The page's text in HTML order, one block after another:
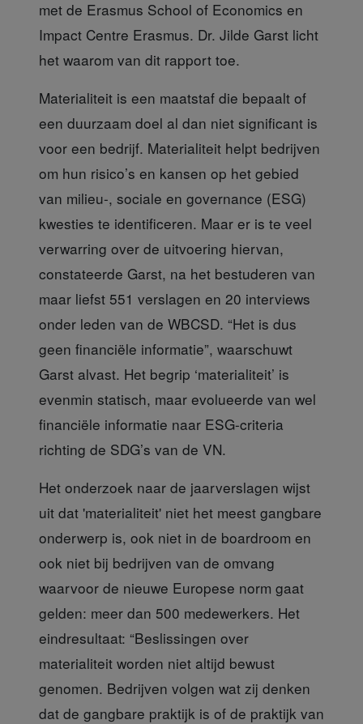
met de Erasmus School of Economics en
Impact Centre Erasmus. Dr. Jilde Garst licht
het waarom van dit rapport toe.
Materialiteit is een maatstaf die bepaalt of
een duurzaam doel al dan niet significant is
voor een bedrijf. Materialiteit helpt bedrijven
om hun risico’s en kansen op het gebied
van milieu-, sociale en governance (ESG)
kwesties te identificeren. Maar er is te veel
verwarring over de uitvoering hiervan,
constateerde Garst, na het bestuderen van
maar liefst 551 verslagen en 20 interviews
onder leden van de WBCSD. “Het is dus
geen financiële informatie”, waarschuwt
Garst alvast. Het begrip ‘materialiteit’ is
evenmin statisch, maar evolueerde van wel
financiële informatie naar ESG-criteria
richting de SDG’s van de VN.
Het onderzoek naar de jaarverslagen wijst
uit dat 'materialiteit' niet het meest gangbare
onderwerp is, ook niet in de boardroom en
ook niet bij bedrijven van de omvang
waarvoor de nieuwe Europese norm gaat
gelden: meer dan 500 medewerkers. Het
eindresultaat: “Beslissingen over
materialiteit worden niet altijd bewust
genomen. Bedrijven volgen wat zij denken
dat de gangbare praktijk is of de praktijk van